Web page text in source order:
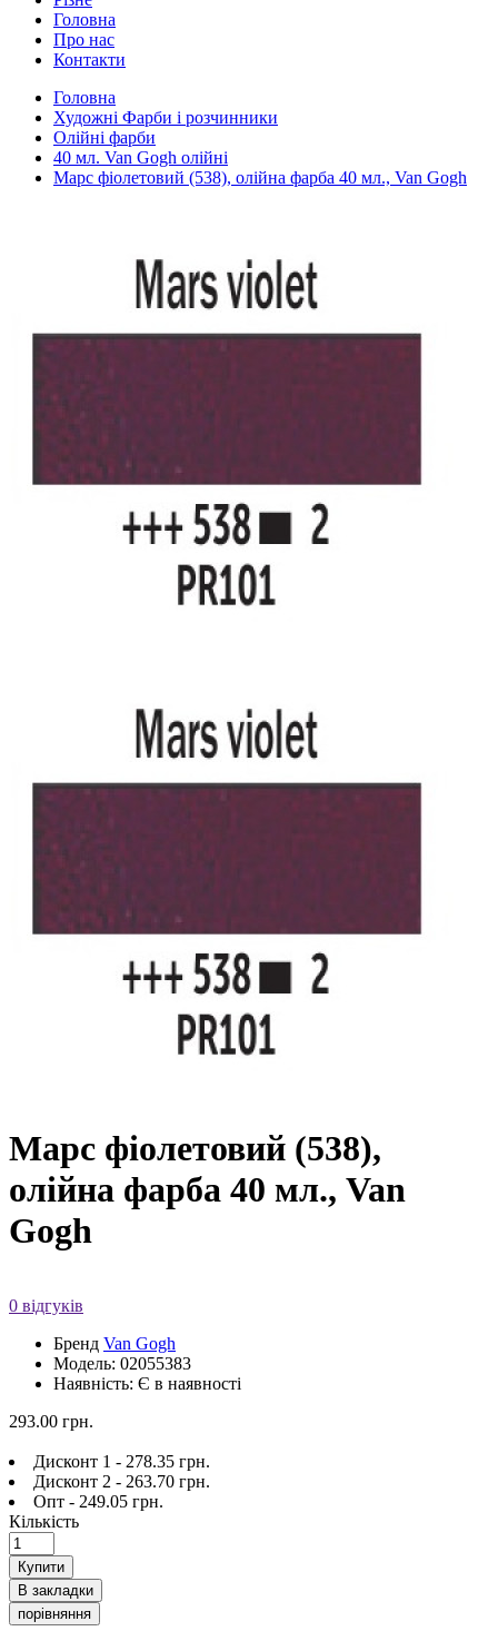
Головна
Про нас
Контакти
Головна
Художні Фарби і розчинники
Олійні фарби
40 мл. Van Gogh олійні
Марс фіолетовий (538), олійна фарба 40 мл., Van Gogh
Марс фіолетовий (538),
олійна фарба 40 мл., Van
Gogh
0 відгуків
Бренд Van Gogh
Модель: 02055383
Наявність: Є в наявності
293.00 грн.
Дисконт 1 - 278.35 грн.
Дисконт 2 - 263.70 грн.
Опт - 249.05 грн.
Кількість
Купити
В закладки
порівняння